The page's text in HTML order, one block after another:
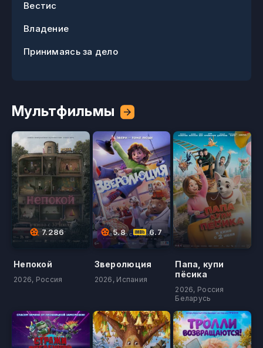
Вестис
Владение
Принимаясь за дело
Мультфильмы
7.286
Непокой
2026, Россия
5.8 6.7
Зверолюция
2026, Испания
Папа, купи
пёсика
2026, Россия
Беларусь